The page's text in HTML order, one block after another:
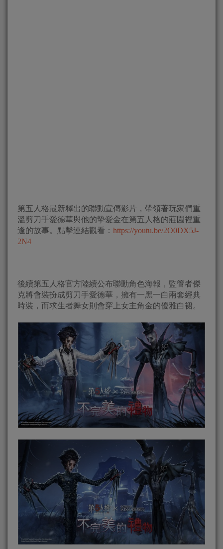
第五人格最新釋出的聯動宣傳影片，帶領著玩家們重
溫剪刀手愛德華與他的摯愛金在第五人格的莊園裡重
逢的故事。點擊連結觀看： https://youtu.be/2O0DX5J-
2N4
後續第五人格官方陸續公布聯動角色海報，監管者傑
克將會裝扮成剪刀手愛德華，擁有一黑一白兩套經典
時裝，而求生者舞女則會穿上女主角金的優雅白裙。